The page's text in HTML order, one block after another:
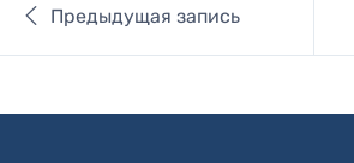
Предыдущая запись